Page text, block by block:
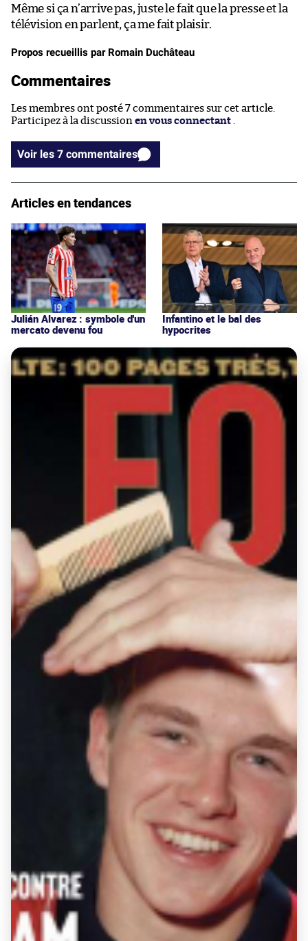
Même si ça n’arrive pas, juste le fait que la presse et la
télévision en parlent, ça me fait plaisir.
Propos recueillis par Romain Duchâteau
Commentaires
Les membres ont posté 7 commentaires sur cet article.
Participez à la discussion en vous connectant .
Voir les 7 commentaires
Articles en tendances
Julián Alvarez : symbole d'un
mercato devenu fou
Infantino et le bal des
hypocrites